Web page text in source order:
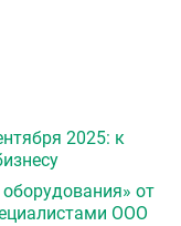
2025: к
от
ООО